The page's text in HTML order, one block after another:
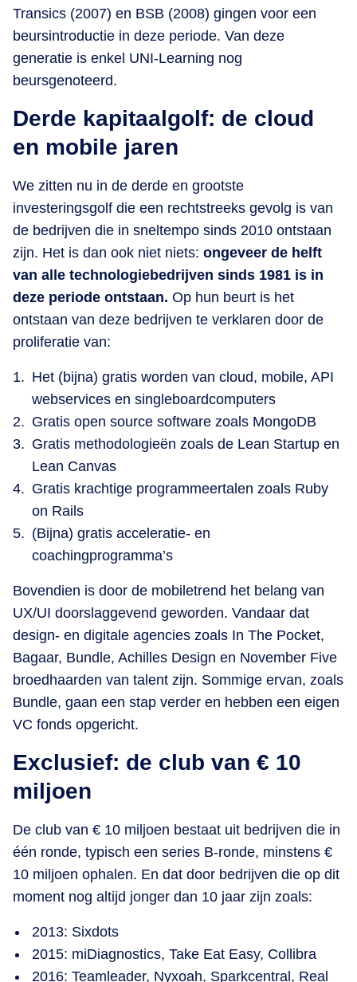
Transics (2007) en BSB (2008) gingen voor een
beursintroductie in deze periode. Van deze
generatie is enkel UNI-Learning nog
beursgenoteerd.
Derde kapitaalgolf: de cloud
en mobile jaren
We zitten nu in de derde en grootste
investeringsgolf die een rechtstreeks gevolg is van
de bedrijven die in sneltempo sinds 2010 ontstaan
zijn. Het is dan ook niet niets: ongeveer de helft
van alle technologiebedrijven sinds 1981 is in
deze periode ontstaan. Op hun beurt is het
ontstaan van deze bedrijven te verklaren door de
proliferatie van:
Het (bijna) gratis worden van cloud, mobile, API
webservices en singleboardcomputers
Gratis open source software zoals MongoDB
Gratis methodologieën zoals de Lean Startup en
Lean Canvas
Gratis krachtige programmeertalen zoals Ruby
on Rails
(Bijna) gratis acceleratie- en
coachingprogramma’s
Bovendien is door de mobiletrend het belang van
UX/UI doorslaggevend geworden. Vandaar dat
design- en digitale agencies zoals In The Pocket,
Bagaar, Bundle, Achilles Design en November Five
broedhaarden van talent zijn. Sommige ervan, zoals
Bundle, gaan een stap verder en hebben een eigen
VC fonds opgericht.
Exclusief: de club van € 10
miljoen
De club van € 10 miljoen bestaat uit bedrijven die in
één ronde, typisch een series B-ronde, minstens €
10 miljoen ophalen. En dat door bedrijven die op dit
moment nog altijd jonger dan 10 jaar zijn zoals:
2013: Sixdots
2015: miDiagnostics, Take Eat Easy, Collibra
2016: Teamleader, Nyxoah, Sparkcentral, Real